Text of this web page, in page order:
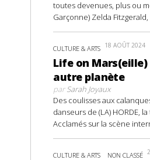
toutes devenues, plus ou
Garçonne) Zelda
CULTURE & ARTS 18 AOÛT 2024
Life on Mars(eille)
autre planète
parSarah Joyaux
Des coulisses aux
danseurs de (LA) HORDE,
Acclamés sur la scène
CULTURE & ARTS NON CLASSÉ